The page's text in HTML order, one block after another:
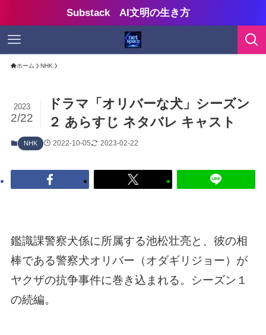
Substack AI文明の生き方
ホーム NHK
ドラマ「オリバーな犬」シーズン
２ あらすじ ネタバレ キャスト
2023
2/22
NHK 2022-10-05 2023-02-22
鑑識課警察犬係に所属する池松壮亮と、彼の相
棒である警察犬オリバー（オダギリジョー）が
ヤクザの抗争事件に巻き込まれる。シーズン１
の続編。